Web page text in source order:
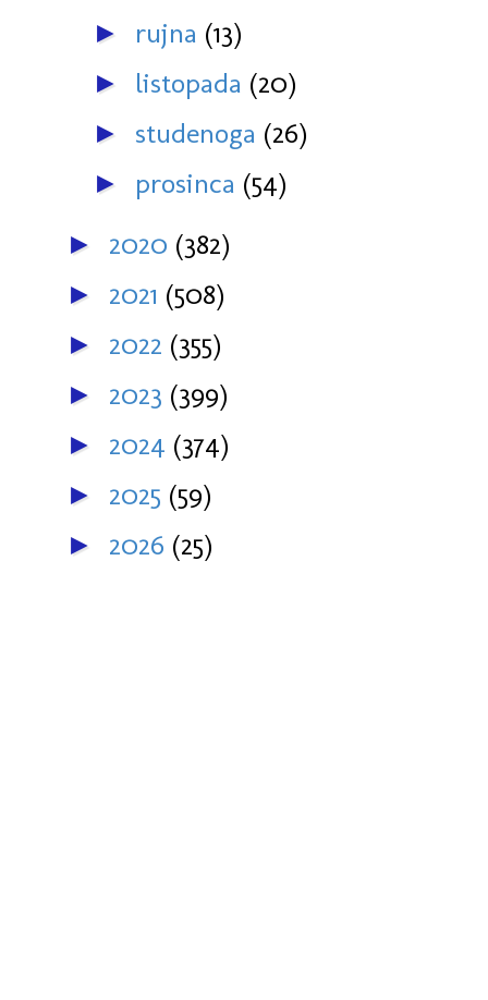
► rujna (13)
► listopada (20)
► studenoga (26)
► prosinca (54)
► 2020 (382)
► 2021 (508)
► 2022 (355)
► 2023 (399)
► 2024 (374)
► 2025 (59)
► 2026 (25)